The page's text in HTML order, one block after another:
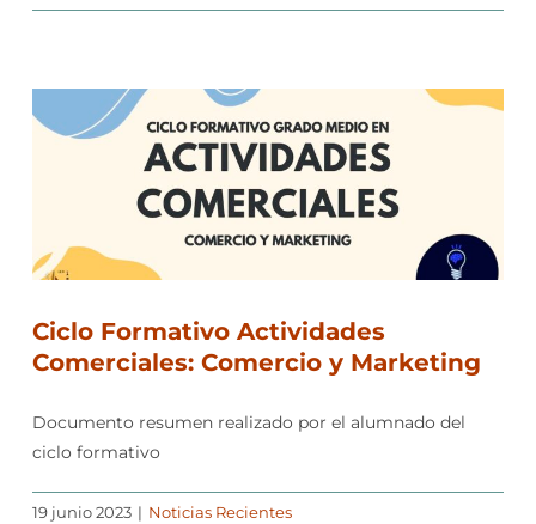
Ciclo Formativo Actividades
Comerciales: Comercio y Marketing
Documento resumen realizado por el alumnado del
ciclo formativo
19 junio 2023 | Noticias Recientes